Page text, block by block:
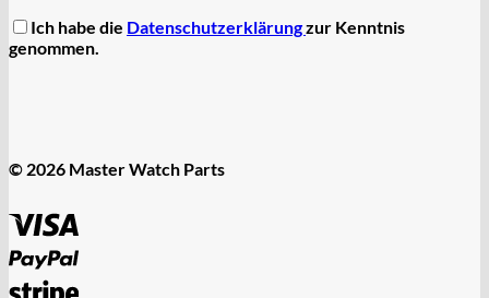
Ich habe die Datenschutzerklärungzur Kenntnis
genommen.
© 2026 Master Watch Parts
PayPal
Stripe